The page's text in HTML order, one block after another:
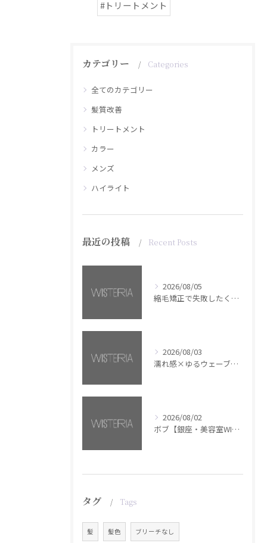
#トリートメント
カテゴリー Categories
全てのカテゴリー
髪質改善
トリートメント
カラー
メンズ
ハイライト
最近の投稿 Recent Posts
2026/08/05
縮毛矯正で失敗したくない方へ【銀座・美容室WISTERIA】
2026/08/03
濡れ感×ゆるウェーブミディアム【銀座・美容室WISTERIA】
2026/08/02
ボブ【銀座・美容室WISTERIA】
タグ Tags
髪 髪色 ブリーチなし